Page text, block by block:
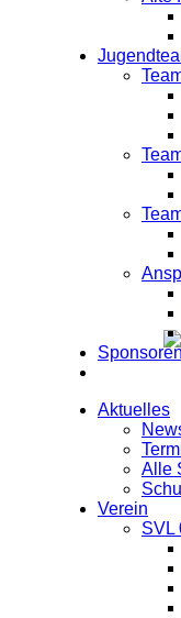
Sponsoren
Aktuelles
Alle
Verein
SVL